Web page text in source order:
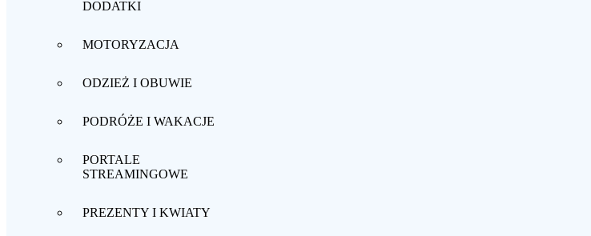
DODATKI
MOTORYZACJA
ODZIEŻ I OBUWIE
PODRÓŻE I WAKACJE
PORTALE
STREAMINGOWE
PREZENTY I KWIATY